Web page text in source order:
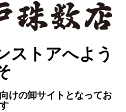
ストアへよう
けの卸サイトとなってお